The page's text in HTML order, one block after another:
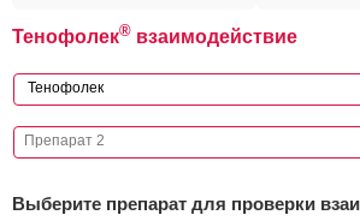
Тенофолек® взаимодействие
Выберите препарат для проверки